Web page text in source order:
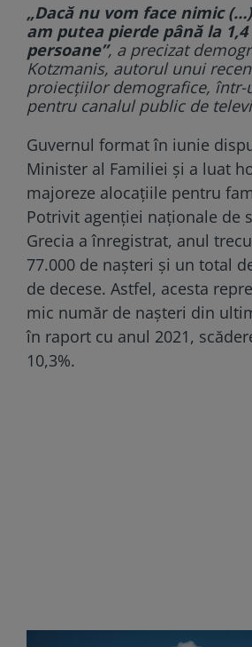
„Dacă nu vom face nimic
am putea pierde până la
persoane”, a precizat
Kotzmanis, autorul unui
proiecţiilor demografice, într-
pentru canalul public de
Guvernul format în iunie
Minister al Familiei şi a luat
majoreze alocaţiile pentru
Potrivit agenţiei naţionale de
Grecia a înregistrat, anul
77.000 de naşteri şi un total
de decese. Astfel, acesta
mic număr de naşteri din
în raport cu anul 2021,
10,3%.